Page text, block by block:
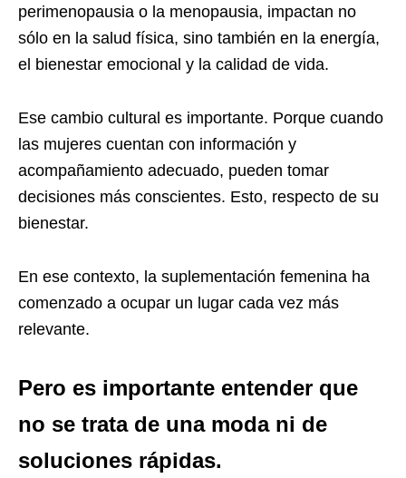
perimenopausia o la menopausia, impactan no
sólo en la salud física, sino también en la energía,
el bienestar emocional y la calidad de vida.
Ese cambio cultural es importante. Porque cuando
las mujeres cuentan con información y
acompañamiento adecuado, pueden tomar
decisiones más conscientes. Esto, respecto de su
bienestar.
En ese contexto, la suplementación femenina ha
comenzado a ocupar un lugar cada vez más
relevante.
Pero es importante entender que
no se trata de una moda ni de
soluciones rápidas.